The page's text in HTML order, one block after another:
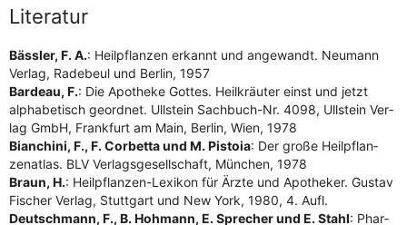
Literatur
Bäss­ler, F. A.: Heil­pflan­zen erkannt und ange­wandt. Neu­mann
Ver­lag, Rade­beul und Ber­lin, 1957
Bar­deau, F.: Die Apo­the­ke Got­tes. Heil­kräu­ter einst und jetzt
alpha­be­tisch geord­net. Ull­stein Sach­buch-Nr. 4098, Ull­stein Ver­
lag GmbH, Frank­furt am Main, Ber­lin, Wien, 1978
Bian­chi­ni, F., F. Cor­bet­ta und M. Pis­toia: Der gro­ße Heil­pflan­
zen­at­las. BLV Ver­lags­ge­sell­schaft, Mün­chen, 1978
Braun, H.: Heil­pflan­zen-Lexi­kon für Ärz­te und Apo­the­ker. Gus­tav
Fischer Ver­lag, Stutt­gart und New York, 1980, 4. Aufl.
Deutsch­mann, F., B. Hoh­mann, E. Spre­cher und E. Stahl: Phar­